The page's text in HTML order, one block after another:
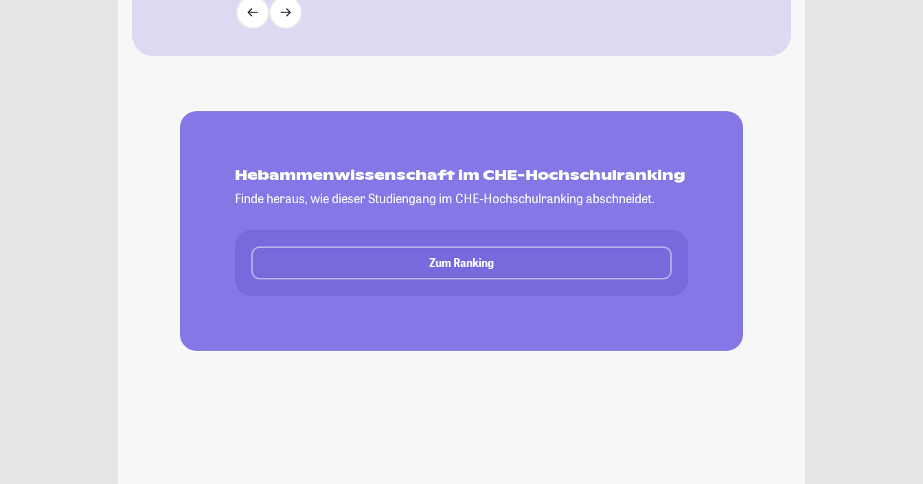
Hebammenwissenschaft im CHE-Hochschulranking
Finde heraus, wie dieser Studiengang im CHE-Hochschulranking abschneidet.
Zum Ranking